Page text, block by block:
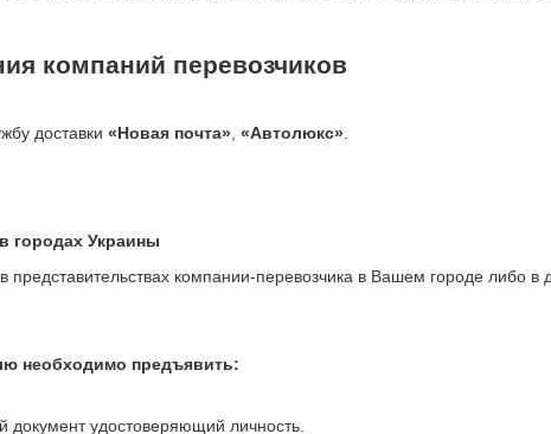
компаний перевозчиков
доставки «Новая почта», «Автолюкс».
городах Украины
представительствах компании-перевозчика в Вашем городе либо
необходимо предъявить:
документ удостоверяющий личность.